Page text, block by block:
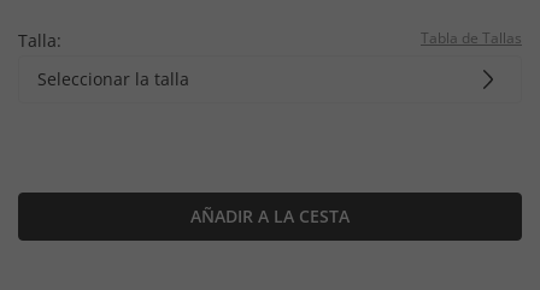
Talla: Tabla de Tallas
Seleccionar la talla
AÑADIR A LA CESTA